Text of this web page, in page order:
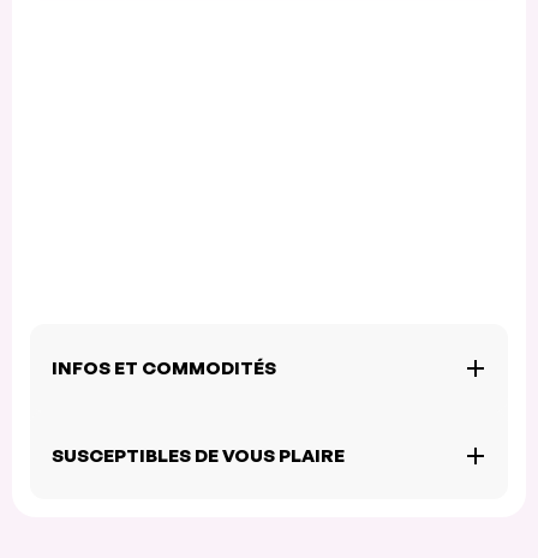
INFOS ET COMMODITÉS
SUSCEPTIBLES DE VOUS PLAIRE